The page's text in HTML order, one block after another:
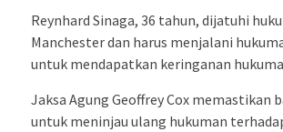
Reynhard Sinaga, 36 tahun, dijatuhi
Manchester dan harus menjalani
untuk mendapatkan keringanan
Jaksa Agung Geoffrey Cox
untuk meninjau ulang hukuman